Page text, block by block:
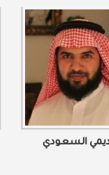
السعودي